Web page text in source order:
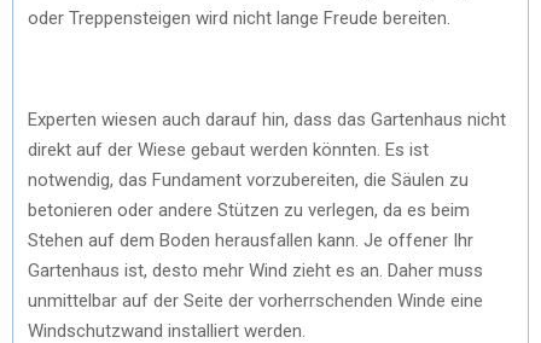
oder Treppensteigen wird nicht lange Freude bereiten.
Experten wiesen auch darauf hin, dass das Gartenhaus nicht
direkt auf der Wiese gebaut werden könnten. Es ist
notwendig, das Fundament vorzubereiten, die Säulen zu
betonieren oder andere Stützen zu verlegen, da es beim
Stehen auf dem Boden herausfallen kann. Je offener Ihr
Gartenhaus ist, desto mehr Wind zieht es an. Daher muss
unmittelbar auf der Seite der vorherrschenden Winde eine
Windschutzwand installiert werden.